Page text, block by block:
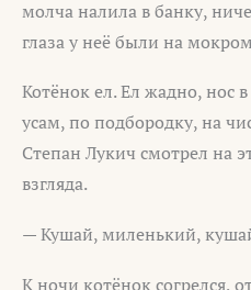
молча налила в банку,
глаза у неё были на
Котёнок ел. Ел жадно, нос
усам, по подбородку, на
Степан Лукич смотрел на
взгляда.
— Кушай, миленький,
К ночи котёнок согрелся,